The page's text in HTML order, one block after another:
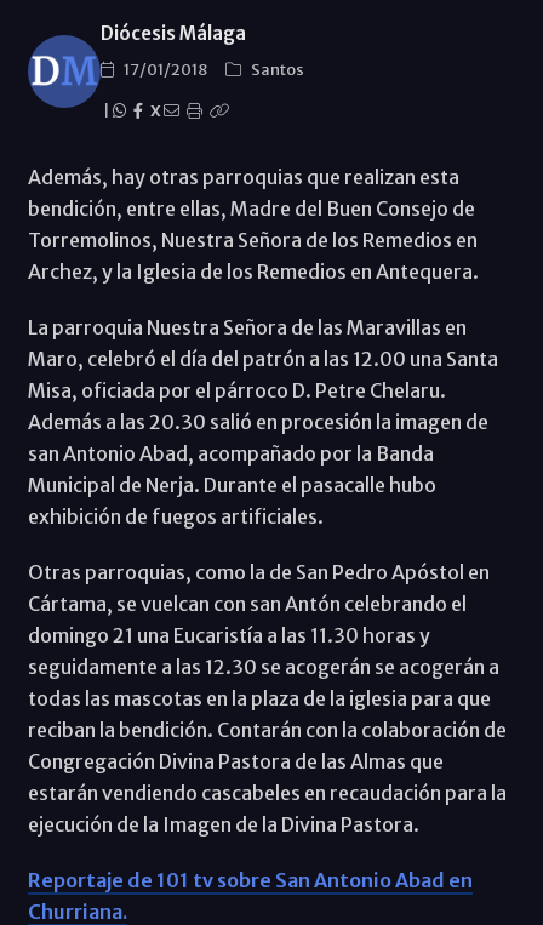
Diócesis Málaga
17/01/2018
Santos
X
Además, hay otras parroquias que realizan esta
bendición, entre ellas, Madre del Buen Consejo de
Torremolinos, Nuestra Señora de los Remedios en
Archez, y la Iglesia de los Remedios en Antequera.
La parroquia Nuestra Señora de las Maravillas en
Maro, celebró el día del patrón a las 12.00 una Santa
Misa, oficiada por el párroco D. Petre Chelaru.
Además a las 20.30 salió en procesión la imagen de
san Antonio Abad, acompañado por la Banda
Municipal de Nerja. Durante el pasacalle hubo
exhibición de fuegos artificiales.
Otras parroquias, como la de San Pedro Apóstol en
Cártama, se vuelcan con san Antón celebrando el
domingo 21 una Eucaristía a las 11.30 horas y
seguidamente a las 12.30 se acogerán se acogerán a
todas las mascotas en la plaza de la iglesia para que
reciban la bendición. Contarán con la colaboración de
Congregación Divina Pastora de las Almas que
estarán vendiendo cascabeles en recaudación para la
ejecución de la Imagen de la Divina Pastora.
Reportaje de 101 tv sobre San Antonio Abad en
Churriana.